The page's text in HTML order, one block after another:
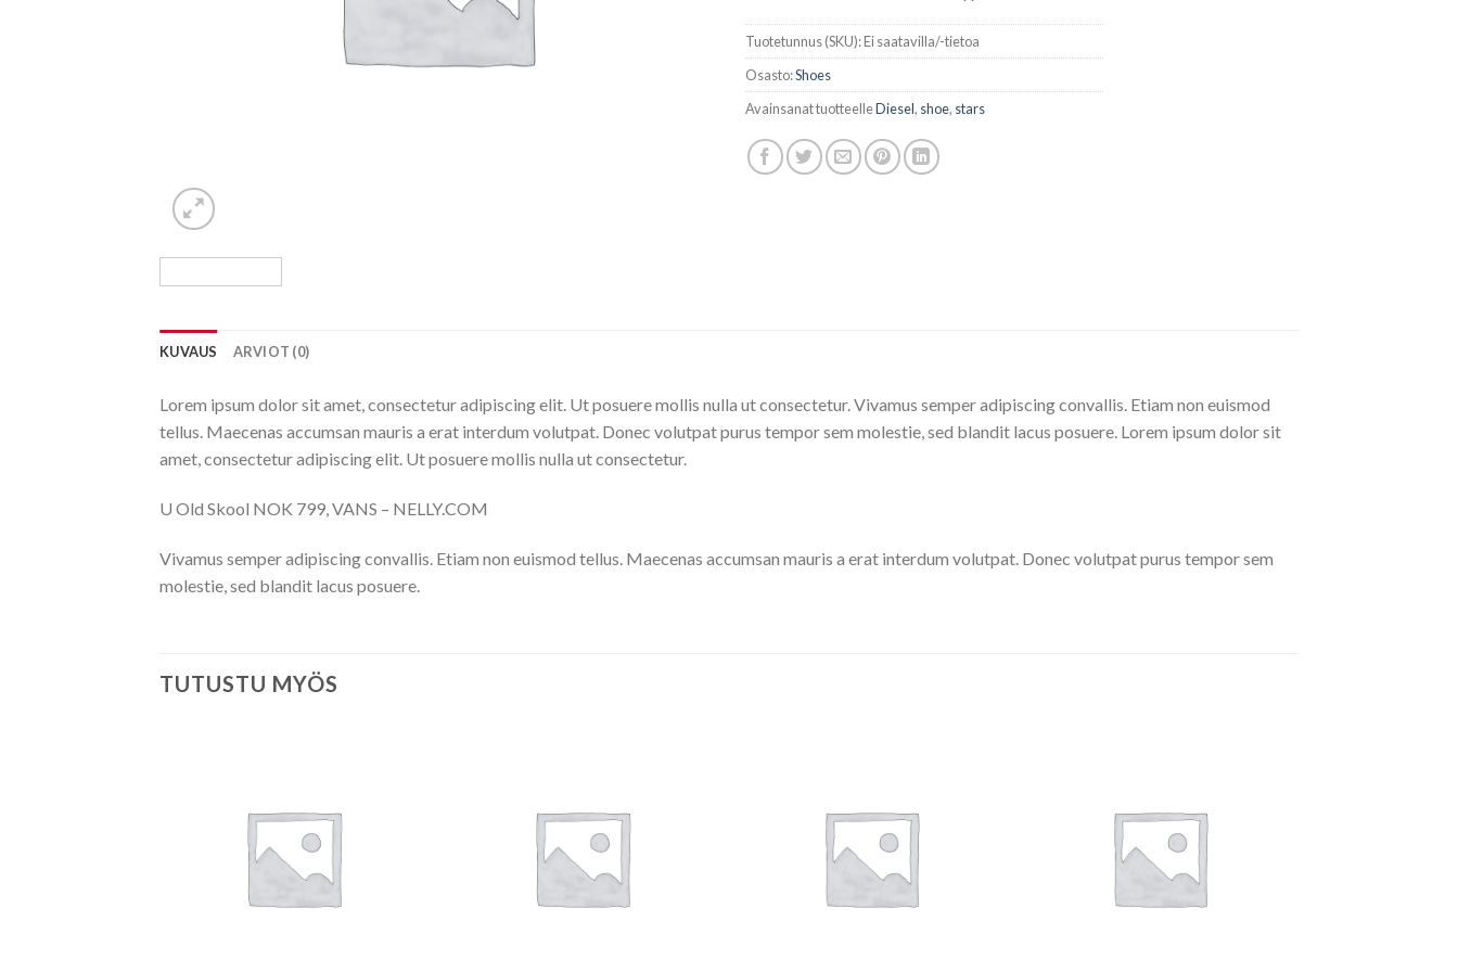
Tuotetunnus (SKU):Ei saatavilla/-tietoa
Osasto:Shoes
Avainsanat tuotteelleDiesel, shoe, stars
KUVAUS ARVIOT (0)
Lorem ipsum dolor sit amet, consectetur adipiscing elit. Ut posuere mollis nulla ut consectetur. Vivamus semper adipiscing convallis. Etiam non euismod
tellus. Maecenas accumsan mauris a erat interdum volutpat. Donec volutpat purus tempor sem molestie, sed blandit lacus posuere. Lorem ipsum dolor sit
amet, consectetur adipiscing elit. Ut posuere mollis nulla ut consectetur.
U Old Skool NOK 799, VANS – NELLY.COM
Vivamus semper adipiscing convallis. Etiam non euismod tellus. Maecenas accumsan mauris a erat interdum volutpat. Donec volutpat purus tempor sem
molestie, sed blandit lacus posuere.
TUTUSTU MYÖS